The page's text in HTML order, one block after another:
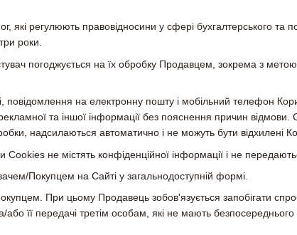
регулюють правовідносини у сфері бухгалтерського та
роки.
погоджується на їх обробку Продавцем, зокрема з
на електронну пошту і мобільний телефон
та іншої інформації без пояснення причин відмови.
надсилаються автоматично і не можуть бути відхилені
не містять конфіденційної інформації і не
Покупцем на Сайті у загальнодоступній формі.
При цьому Продавець зобов'язується запобігати
її передачі третім особам, які не мають